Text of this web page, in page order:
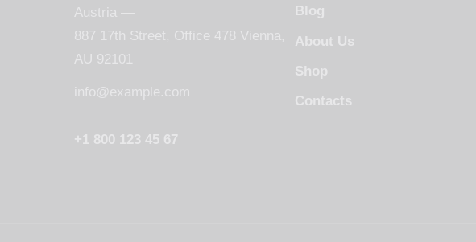
Austria —
887 17th Street, Office 478 Vienna,
AU 92101
info@example.com
+1 800 123 45 67
Blog
About Us
Shop
Contacts